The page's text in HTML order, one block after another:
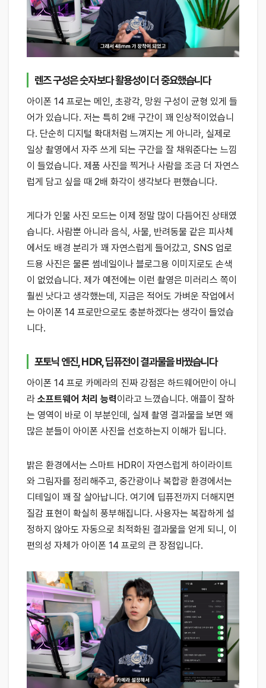
렌즈 구성은 숫자보다 활용성이 더 중요했습니다
아이폰 14 프로는 메인, 초광각, 망원 구성이 균형 있게 들
어가 있습니다. 저는 특히 2배 구간이 꽤 인상적이었습니
다. 단순히 디지털 확대처럼 느껴지는 게 아니라, 실제로
일상 촬영에서 자주 쓰게 되는 구간을 잘 채워준다는 느낌
이 들었습니다. 제품 사진을 찍거나 사람을 조금 더 자연스
럽게 담고 싶을 때 2배 화각이 생각보다 편했습니다.
게다가 인물 사진 모드는 이제 정말 많이 다듬어진 상태였
습니다. 사람뿐 아니라 음식, 사물, 반려동물 같은 피사체
에서도 배경 분리가 꽤 자연스럽게 들어갔고, SNS 업로
드용 사진은 물론 썸네일이나 블로그용 이미지로도 손색
이 없었습니다. 제가 예전에는 이런 촬영은 미러리스 쪽이
훨씬 낫다고 생각했는데, 지금은 적어도 가벼운 작업에서
는 아이폰 14 프로만으로도 충분하겠다는 생각이 들었습
니다.
포토닉 엔진, HDR, 딥퓨전이 결과물을 바꿨습니다
아이폰 14 프로 카메라의 진짜 강점은 하드웨어만이 아니
라 소프트웨어 처리 능력이라고 느꼈습니다. 애플이 잘하
는 영역이 바로 이 부분인데, 실제 촬영 결과물을 보면 왜
많은 분들이 아이폰 사진을 선호하는지 이해가 됩니다.
밝은 환경에서는 스마트 HDR이 자연스럽게 하이라이트
와 그림자를 정리해주고, 중간광이나 복합광 환경에서는
디테일이 꽤 잘 살아납니다. 여기에 딥퓨전까지 더해지면
질감 표현이 확실히 풍부해집니다. 사용자는 복잡하게 설
정하지 않아도 자동으로 최적화된 결과물을 얻게 되니, 이
편의성 자체가 아이폰 14 프로의 큰 장점입니다.